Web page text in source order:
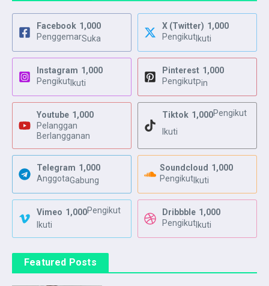
Facebook 1,000
PenggemarSuka
X (Twitter) 1,000
Pengikut Ikuti
Instagram 1,000
Pengikut Ikuti
Pinterest 1,000
PengikutPin
Youtube 1,000
Pelanggan
Berlangganan
Tiktok 1,000Pengikut
Ikuti
Telegram 1,000
AnggotaGabung
Soundcloud 1,000
Pengikut Ikuti
Vimeo 1,000Pengikut
Ikuti
Dribbble 1,000
Pengikut Ikuti
Featured Posts